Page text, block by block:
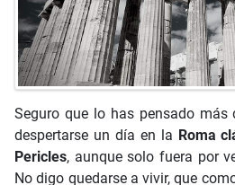
Seguro que lo has pensado más
despertarse un día en la Roma
Pericles, aunque solo fuera por
No digo quedarse a vivir, que